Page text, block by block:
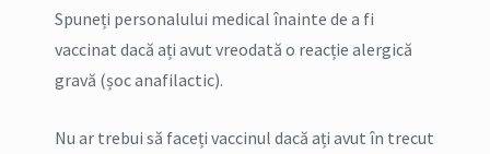
Spuneți personalului medical înainte de a fi
vaccinat dacă ați avut vreodată o reacție alergică
gravă (șoc anafilactic).
Nu ar trebui să faceți vaccinul dacă ați avut în trecut